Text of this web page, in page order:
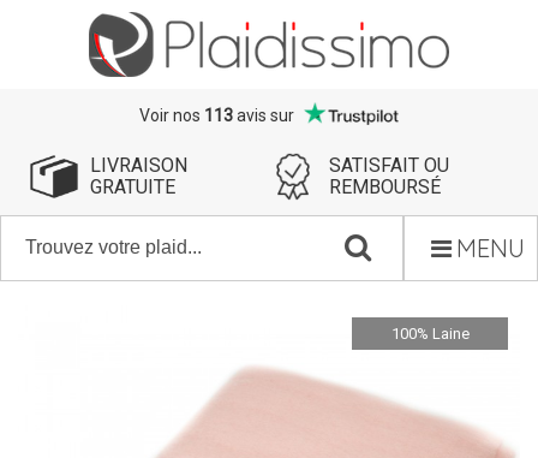
Voir nos 113avis sur
LIVRAISON
GRATUITE
SATISFAIT OU
REMBOURSÉ
MENU
100% Laine